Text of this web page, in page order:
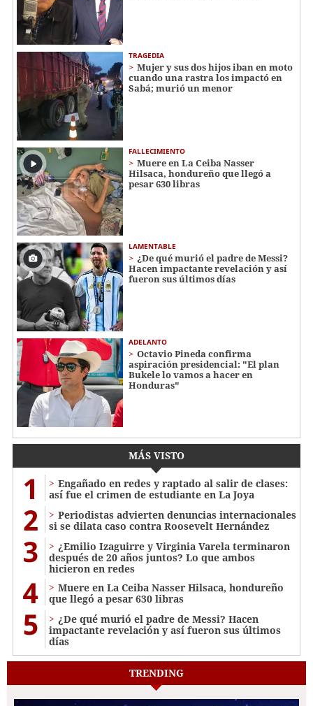
TRAGEDIA
Mujer y sus dos hijos iban en moto
cuando una rastra los impactó en
Sabá; murió un menor
FALLECIMIENTO
Muere en La Ceiba Nasser
Hilsaca, hondureño que llegó a
pesar 630 libras
LAMENTABLE
¿De qué murió el padre de Messi?
Hacen impactante revelación y así
fueron sus últimos días
ADELANTO
Octavio Pineda confirma
aspiración presidencial: "El plan
Bukele lo vamos a hacer en
Honduras"
MÁS VISTO
1
Engañado en redes y raptado al salir de clases:
así fue el crimen de estudiante en La Joya
2
Periodistas advierten denuncias internacionales
si se dilata caso contra Roosevelt Hernández
3
¿Emilio Izaguirre y Virginia Varela terminaron
después de 20 años juntos? Lo que ambos
hicieron en redes
4
Muere en La Ceiba Nasser Hilsaca, hondureño
que llegó a pesar 630 libras
5
¿De qué murió el padre de Messi? Hacen
impactante revelación y así fueron sus últimos
días
TRENDING